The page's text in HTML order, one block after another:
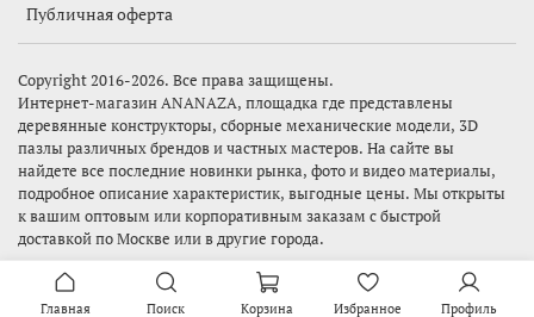
Публичная оферта
Copyright 2016-2026. Все права защищены.
Интернет-магазинANANAZA, площадка где представлены
деревянные конструкторы, сборные механические модели, 3D
пазлы различных брендов и частных мастеров. На сайте вы
найдете все последние новинки рынка, фото и видео материалы,
подробное описание характеристик, выгодные цены. Мы открыты
к вашим оптовым или корпоративным заказам с быстрой
доставкой по Москве или в другие города.
Главная Поиск Корзина Избранное Профиль